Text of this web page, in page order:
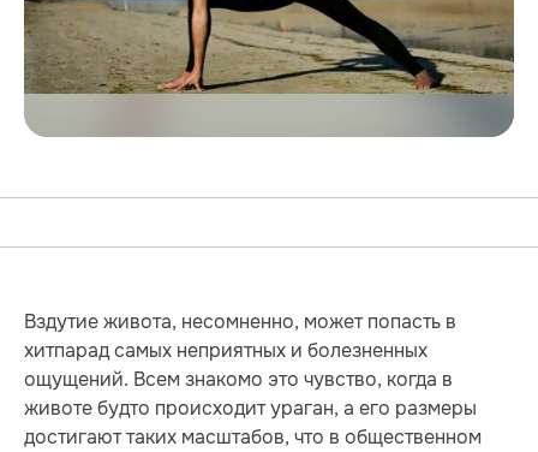
Вздутие живота, несомненно, может попасть в
хитпарад самых неприятных и болезненных
ощущений. Всем знакомо это чувство, когда в
животе будто происходит ураган, а его размеры
достигают таких масштабов, что в общественном